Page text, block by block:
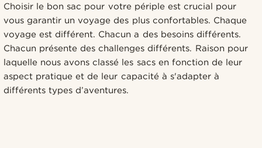
Choisir le bon sac pour votre périple est crucial pour
vous garantir un voyage des plus confortables. Chaque
voyage est différent. Chacun a des besoins différents.
Chacun présente des challenges différents. Raison pour
laquelle nous avons classé les sacs en fonction de leur
aspect pratique et de leur capacité à s'adapter à
différents types d’aventures.